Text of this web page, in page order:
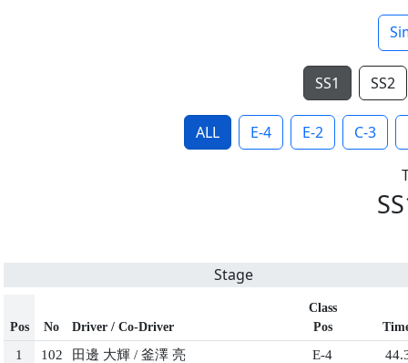
SS1 SS2
ALL E-4 E-2 C-3
Stage
Pos No Driver / Co-Driver
Class
Pos
1 102 田邊 大輝 / 釜澤 亮 E-4